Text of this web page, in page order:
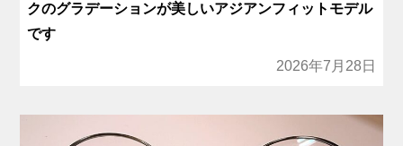
クのグラデーションが美しいアジアンフィットモデル
です
2026年7月28日